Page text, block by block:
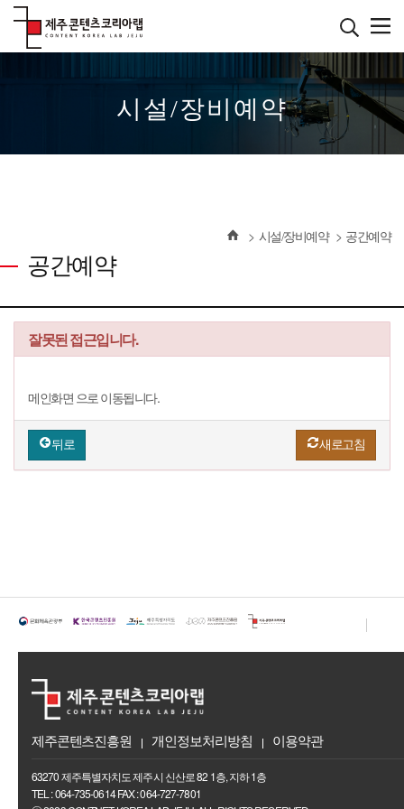
본
문
로
시설/장비예약
공간예약
시설/장비예약 공간예약
잘못된 접근입니다.
메인화면 으로 이동됩니다.
새로고침
뒤로
제주콘텐츠진흥원 개인정보처리방침 이용약관
63270 제주특별자치도 제주시 신산로 82 1층, 지하 1층
TEL : 064-735-0614 FAX : 064-727-7801